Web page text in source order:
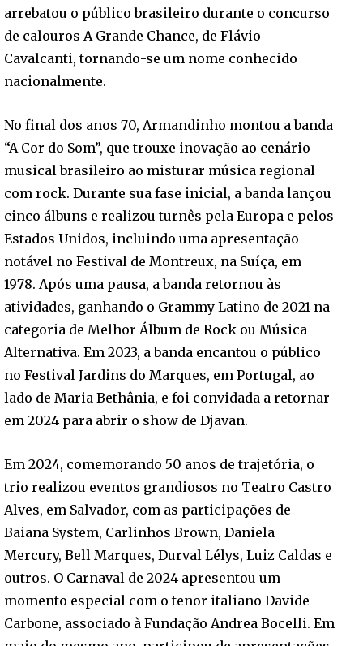
arrebatou o público brasileiro durante o concurso
de calouros A Grande Chance, de Flávio
Cavalcanti, tornando-se um nome conhecido
nacionalmente.
No final dos anos 70, Armandinho montou a banda
“A Cor do Som”, que trouxe inovação ao cenário
musical brasileiro ao misturar música regional
com rock. Durante sua fase inicial, a banda lançou
cinco álbuns e realizou turnês pela Europa e pelos
Estados Unidos, incluindo uma apresentação
notável no Festival de Montreux, na Suíça, em
1978. Após uma pausa, a banda retornou às
atividades, ganhando o Grammy Latino de 2021 na
categoria de Melhor Álbum de Rock ou Música
Alternativa. Em 2023, a banda encantou o público
no Festival Jardins do Marques, em Portugal, ao
lado de Maria Bethânia, e foi convidada a retornar
em 2024 para abrir o show de Djavan.
Em 2024, comemorando 50 anos de trajetória, o
trio realizou eventos grandiosos no Teatro Castro
Alves, em Salvador, com as participações de
Baiana System, Carlinhos Brown, Daniela
Mercury, Bell Marques, Durval Lélys, Luiz Caldas e
outros. O Carnaval de 2024 apresentou um
momento especial com o tenor italiano Davide
Carbone, associado à Fundação Andrea Bocelli. Em